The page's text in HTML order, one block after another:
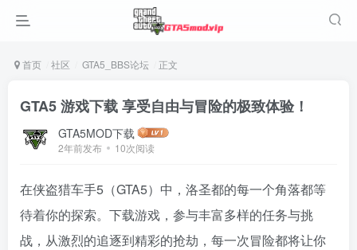
首页 社区 GTA5_BBS论坛 正文
GTA5 游戏下载 享受自由与冒险的极致体验！
GTA5MOD下载
2年前发布 10次阅读
在侠盗猎车手5（GTA5）中，洛圣都的每一个角落都等
待着你的探索。下载游戏，参与丰富多样的任务与挑
战，从激烈的追逐到精彩的抢劫，每一次冒险都将让你